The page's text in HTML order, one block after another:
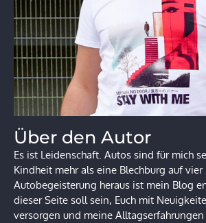
Über den Autor
Es ist Leidenschaft. Autos sind für mich
Kindheit mehr als eine Blechburg auf vier
Autobegeisterung heraus ist mein Blog
dieser Seite soll sein, Euch mit
versorgen und meine